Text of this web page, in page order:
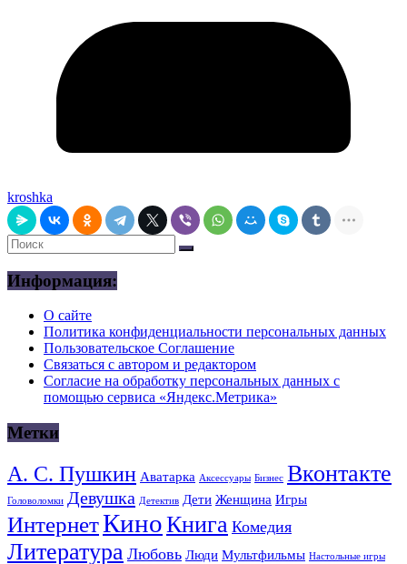
kroshka
Информация:
О сайте
Политика конфиденциальности персональных данных
Пользовательское Соглашение
Связаться с автором и редактором
Согласие на обработку персональных данных с
помощью сервиса «Яндекс.Метрика»
Метки
А. С. Пушкин Аватарка Аксессуары Бизнес Вконтакте
Головоломки Девушка Детектив Дети Женщина Игры
ИнтернетКиноКнига Комедия
Литература Любовь Люди Мультфильмы Настольные игры